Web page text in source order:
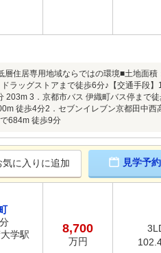
住居専用地域ならではの環境■土地面
ラッグストアまで徒歩6分♪【交通手段
3．京都市バス 伊織町バス停まで
徒歩4分2．セブンイレブン京都田中
684m 徒歩9分
気に入りに追加 見学予
学駅
8,700
万円